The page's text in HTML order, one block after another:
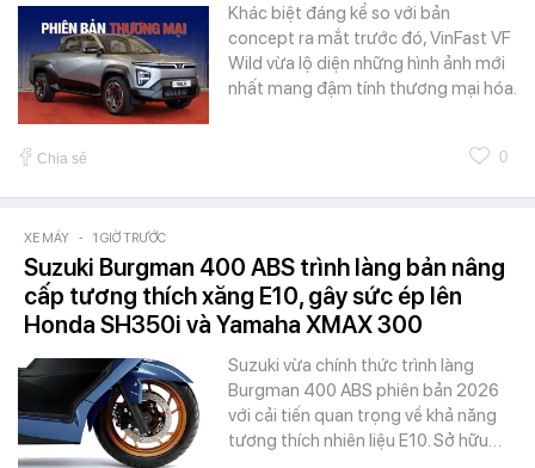
Khác biệt đáng kể so với bản
concept ra mắt trước đó, VinFast VF
Wild vừa lộ diện những hình ảnh mới
nhất mang đậm tính thương mại hóa.
Chia sẻ 0
XE MÁY - 1 GIỜ TRƯỚC
Suzuki Burgman 400 ABS trình làng bản nâng
cấp tương thích xăng E10, gây sức ép lên
Honda SH350i và Yamaha XMAX 300
Suzuki vừa chính thức trình làng
Burgman 400 ABS phiên bản 2026
với cải tiến quan trọng về khả năng
tương thích nhiên liệu E10. Sở hữu…